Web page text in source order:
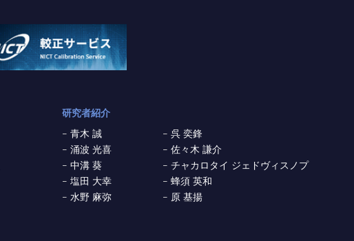
研究者紹介
青木 誠
涌波 光喜
中溝 葵
塩田 大幸
水野 麻弥
呉 奕鋒
佐々木 謙介
チャカロタイ ジェドヴィスノプ
蜂須 英和
原 基揚